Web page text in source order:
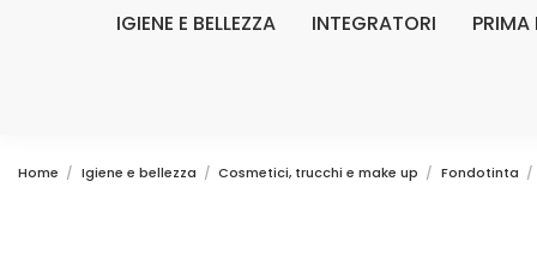
IGIENE E BELLEZZA INTEGRATORI PRIMA
Home Igiene e bellezza Cosmetici, trucchi e make up Fondotinta